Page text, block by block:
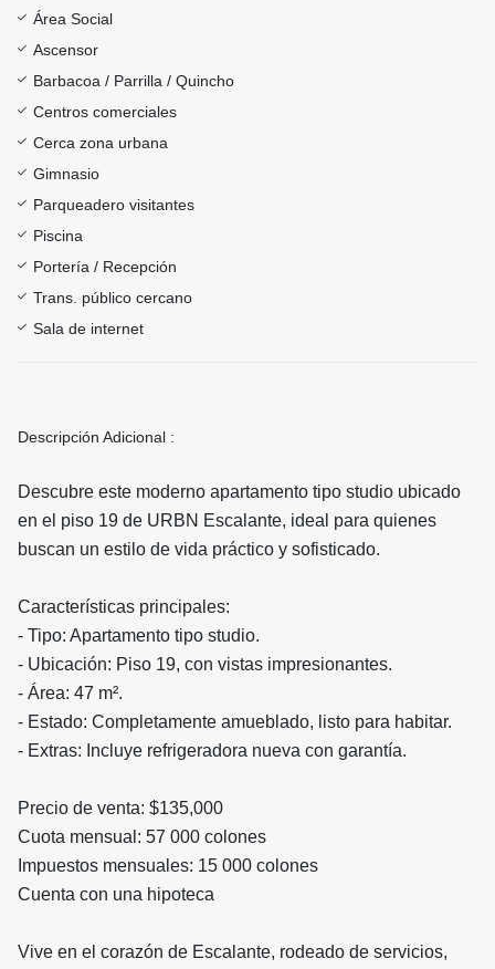
Área Social
Ascensor
Barbacoa / Parrilla / Quincho
Centros comerciales
Cerca zona urbana
Gimnasio
Parqueadero visitantes
Piscina
Portería / Recepción
Trans. público cercano
Sala de internet
Descripción Adicional :
Descubre este moderno apartamento tipo studio ubicado
en el piso 19 de URBN Escalante, ideal para quienes
buscan un estilo de vida práctico y sofisticado.
Características principales:
- Tipo: Apartamento tipo studio.
- Ubicación: Piso 19, con vistas impresionantes.
- Área: 47 m².
- Estado: Completamente amueblado, listo para habitar.
- Extras: Incluye refrigeradora nueva con garantía.
Precio de venta: $135,000
Cuota mensual: 57 000 colones
Impuestos mensuales: 15 000 colones
Cuenta con una hipoteca
Vive en el corazón de Escalante, rodeado de servicios,